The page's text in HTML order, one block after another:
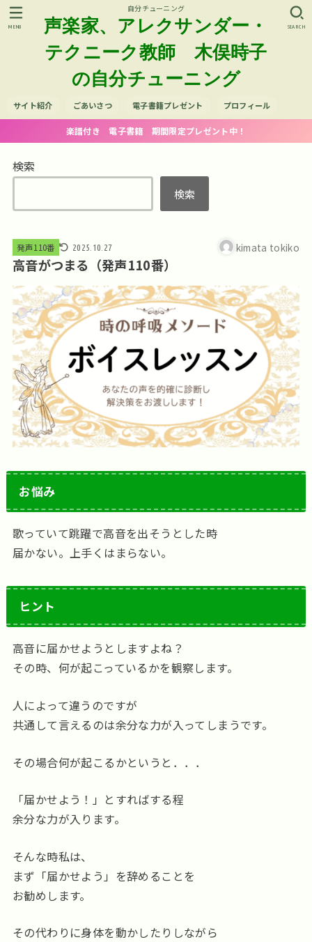
自分チューニング
声楽家、アレクサンダー・
テクニーク教師 木俣時子
の自分チューニング
サイト紹介 ごあいさつ 電子書籍プレゼント プロフィール
SEARCH
MENU
楽譜付き 電子書籍 期間限定プレゼント中！
検索
検索
発声110番 2025.10.27 kimata tokiko
高音がつまる（発声110番）
お悩み
歌っていて跳躍で高音を出そうとした時
届かない。上手くはまらない。
ヒント
高音に届かせようとしますよね？
その時、何が起こっているかを観察します。
人によって違うのですが
共通して言えるのは余分な力が入ってしまうです。
その場合何が起こるかというと．．．
「届かせよう！」とすればする程
余分な力が入ります。
そんな時私は、
まず「届かせよう」を辞めることを
お勧めします。
その代わりに身体を動かしたりしながら